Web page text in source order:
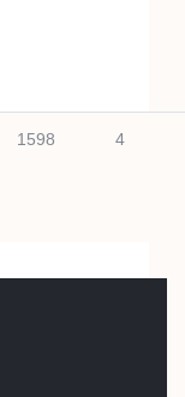
1598 4